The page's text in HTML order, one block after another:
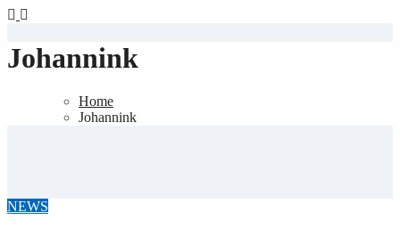
Johannink
Home
Johannink
NEWS